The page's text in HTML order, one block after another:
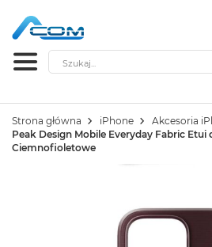
Szukaj
Strona główna iPhone Akcesoria
Peak Design Mobile Everyday Fabric Etui
Ciemnofioletowe